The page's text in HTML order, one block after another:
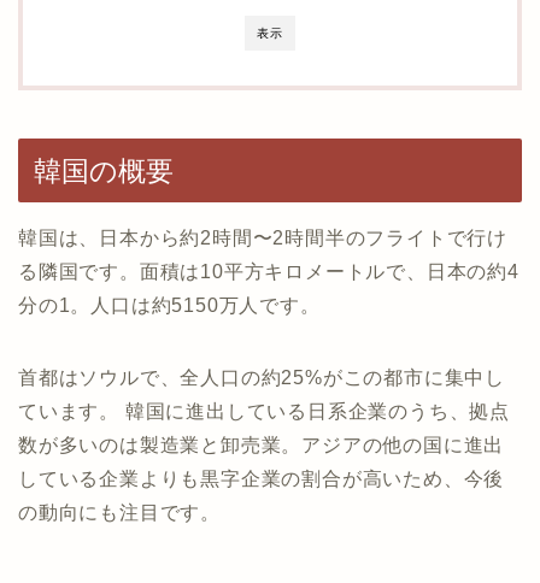
表示
韓国の概要
韓国は、日本から約2時間〜2時間半のフライトで行け
る隣国です。面積は10平方キロメートルで、日本の約4
分の1。人口は約5150万人です。
首都はソウルで、全人口の約25%がこの都市に集中し
ています。 韓国に進出している日系企業のうち、拠点
数が多いのは製造業と卸売業。アジアの他の国に進出
している企業よりも黒字企業の割合が高いため、今後
の動向にも注目です。